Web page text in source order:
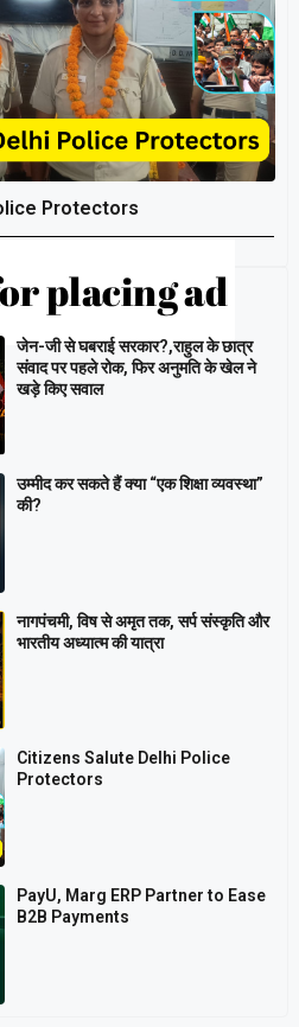
Protectors
जेन-जी से घबराई सरकार?,राहुल के छात्र
संवाद पर पहले रोक, फिर अनुमति के खेल ने
खड़े किए सवाल
उम्मीद कर सकते हैं क्या “एक शिक्षा व्यवस्था”
की?
नागपंचमी, ​विष से अमृत तक, सर्प संस्कृति और
भारतीय अध्यात्म की यात्रा
Citizens Salute Delhi Police
Protectors
PayU, Marg ERP Partner to Ease
B2B Payments